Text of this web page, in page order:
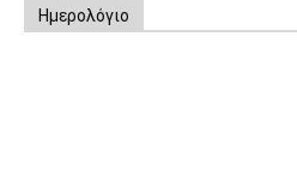
Ημερολόγιο